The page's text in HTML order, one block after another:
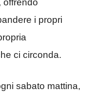
offrendo
i propri
ci circonda.
sabato mattina,